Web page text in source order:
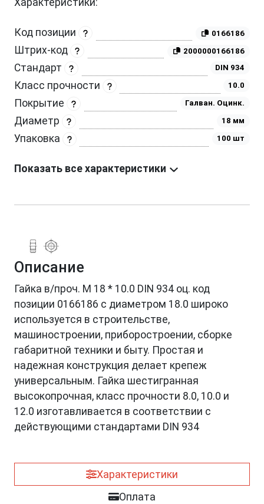
Характеристики:
Код позиции 0166186
Штрих-код 2000000166186
Стандарт DIN 934
Класс прочности 10.0
Покрытие Галван. Оцинк.
Диаметр 18 мм
Упаковка 100 шт
Показать все характеристики
Описание
Гайка в/проч. M 18 * 10.0 DIN 934 оц. код
позиции 0166186 с диаметром 18.0 широко
используется в строительстве,
машиностроении, приборостроении, сборке
габаритной техники и быту. Простая и
надежная конструкция делает крепеж
универсальным. Гайка шестигранная
высокопрочная, класс прочности 8.0, 10.0 и
12.0 изготавливается в соответствии с
действующими стандартами DIN 934
Характеристики
Оплата